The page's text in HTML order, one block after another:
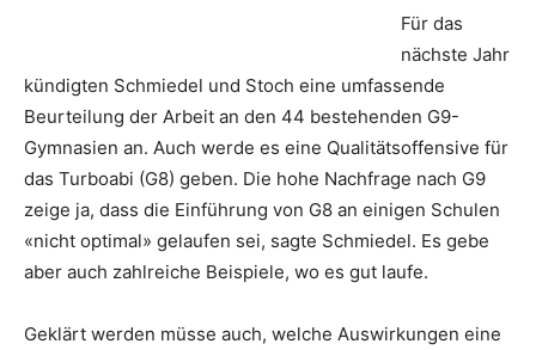
Für das
nächste Jahr
kündigten Schmiedel und Stoch eine umfassende
Beurteilung der Arbeit an den 44 bestehenden G9-
Gymnasien an. Auch werde es eine Qualitätsoffensive für
das Turboabi (G8) geben. Die hohe Nachfrage nach G9
zeige ja, dass die Einführung von G8 an einigen Schulen
«nicht optimal» gelaufen sei, sagte Schmiedel. Es gebe
aber auch zahlreiche Beispiele, wo es gut laufe.
Geklärt werden müsse auch, welche Auswirkungen eine